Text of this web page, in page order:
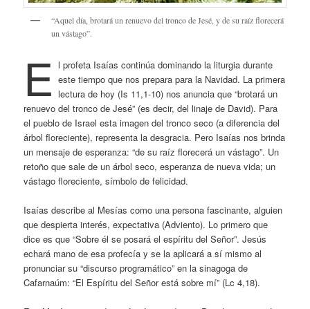
“Aquel día, brotará un renuevo del tronco de Jesé, y de su raíz florecerá
un vástago”.
E l profeta Isaías continúa dominando la liturgia durante
este tiempo que nos prepara para la Navidad. La primera
lectura de hoy (Is 11,1-10) nos anuncia que “brotará un
renuevo del tronco de Jesé” (es decir, del linaje de David). Para
el pueblo de Israel esta imagen del tronco seco (a diferencia del
árbol floreciente), representa la desgracia. Pero Isaías nos brinda
un mensaje de esperanza: “de su raíz florecerá un vástago”. Un
retoño que sale de un árbol seco, esperanza de nueva vida; un
vástago floreciente, símbolo de felicidad.
Isaías describe al Mesías como una persona fascinante, alguien
que despierta interés, expectativa (Adviento). Lo primero que
dice es que “Sobre él se posará el espíritu del Señor”. Jesús
echará mano de esa profecía y se la aplicará a sí mismo al
pronunciar su “discurso programático” en la sinagoga de
Cafarnaúm: “El Espíritu del Señor está sobre mí” (Lc 4,18).